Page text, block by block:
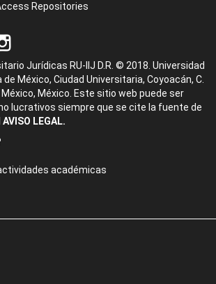
Repositories
Jurídicas RU-IIJ D.R. © 2018. Universidad
México, Ciudad Universitaria, Coyoacán, C.
México, México. Este sitio web puede ser
lucrativos siempre que se cite la fuente de
AVISO LEGAL.
académicas